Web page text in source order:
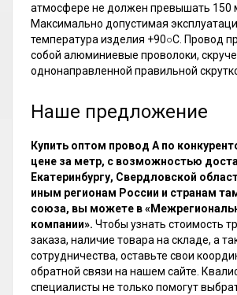
атмосфере не должен превышать 150
Максимально допустимая
температура изделия +90○С. Провод
собой алюминиевые проволоки,
однонаправленной правильной
Наше предложение
Купить оптом провод А по
цене за метр, с возможностью
Екатеринбургу, Свердловской
иным регионам России и странам
союза, вы можете в
компании». Чтобы узнать стоимость
заказа, наличие товара на складе, а
сотрудничества, оставьте свои
обратной связи на нашем сайте.
специалисты не только помогут